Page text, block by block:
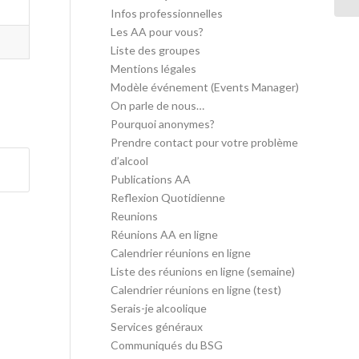
Infos professionnelles
Les AA pour vous?
Liste des groupes
Mentions légales
Modèle événement (Events Manager)
On parle de nous…
Pourquoi anonymes?
Prendre contact pour votre problème
d’alcool
Publications AA
Reflexion Quotidienne
Reunions
Réunions AA en ligne
Calendrier réunions en ligne
Liste des réunions en ligne (semaine)
Calendrier réunions en ligne (test)
Serais-je alcoolique
Services généraux
Communiqués du BSG